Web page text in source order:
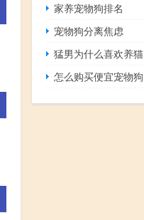
家养宠物狗排名
宠物狗分离焦虑
猛男为什么喜欢养猫
怎么购买便宜宠物狗